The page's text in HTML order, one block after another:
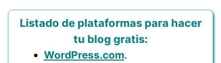
Listado de plataformas para hacer
tu blog gratis:
WordPress.com.